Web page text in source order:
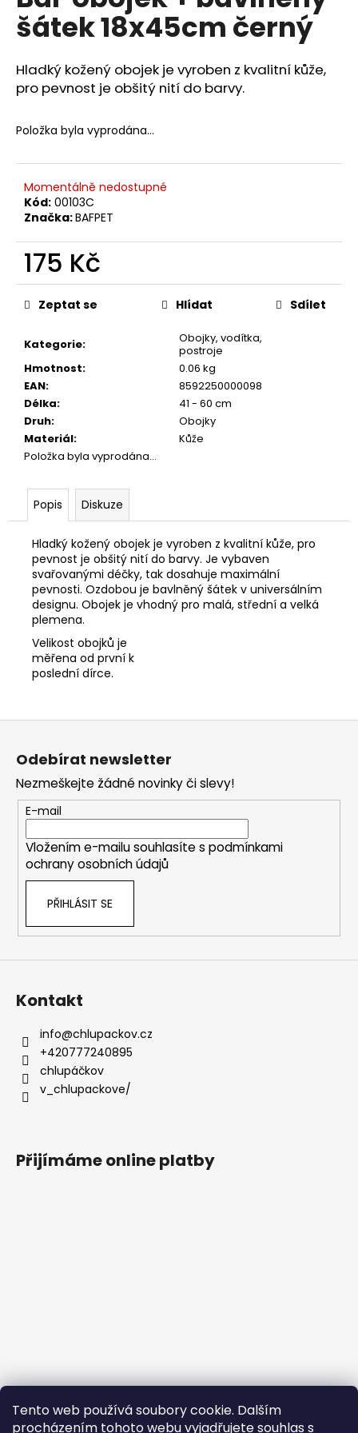
Tento web používá soubory cookie. Dalším
procházením tohoto webu vyjadřujete souhlas s
0,0
z
hvězdiček.
šátek 18x45cm černý
Hladký kožený obojek je vyroben z kvalitní kůže,
pro pevnost je obšitý nití do barvy.
Položka byla vyprodána…
Momentálně nedostupné
Kód: 00103C
Značka:BAFPET
175 Kč
Měrná
cena:
Kategorie:
Obojky, vodítka,
postroje
Hmotnost:
0.06 kg
EAN:
8592250000098
Délka:
41 - 60 cm
Druh:
Obojky
Materiál:
Kůže
Položka byla vyprodána…
Zeptat se Hlídat Sdílet
Popis Diskuze
Hladký kožený obojek je vyroben z kvalitní kůže, pro
pevnost je obšitý nití do barvy. Je vybaven
svařovanými déčky, tak dosahuje maximální
pevnosti. Ozdobou je bavlněný šátek v universálním
designu. Obojek je vhodný pro malá, střední a velká
plemena.
Velikost obojků je
měřena od první k
poslední dírce.
a
j
í
t
?
HLEDAT
D
p
o
u
č
u
e
m
e
JOSICAT
KAPSIČKA
MULTIPACK
SAUCE
MEAT
12X85G
299
Kč
Z
Odebírat newsletter
Nezmeškejte žádné novinky či slevy!
E-mail
Vložením e-mailu souhlasíte s podmínkami
ochrany osobních údajů
PŘIHLÁSIT SE
Kontakt
info@chlupackov.cz
+420777240895
chlupáčkov
v_chlupackove/
Přijímáme online platby